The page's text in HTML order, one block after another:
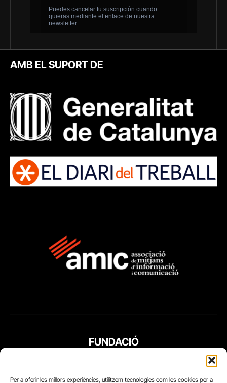
Per a oferir les millors experiències, utilitzem tecnologies com les cookies per a
AMB EL SUPORT DE
FUNDACIÓ